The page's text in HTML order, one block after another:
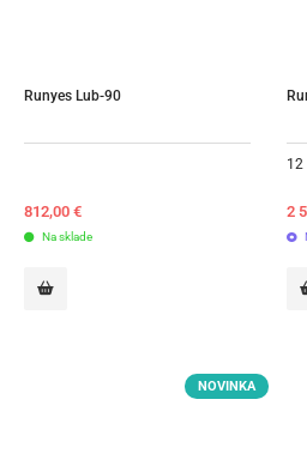
Runyes Lub-90
812,00 €
Na sklade
12
2
NOVINKA